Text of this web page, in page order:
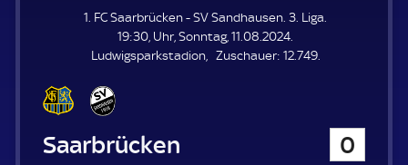
E
L
E
N
1. FC Saarbrücken - SV Sandhausen. 3. Liga.
19:30, Uhr, Sonntag, 11.08.2024.
Ludwigsparkstadion
Zuschauer: Z
12.749.
1. FC Saarbrücken
0